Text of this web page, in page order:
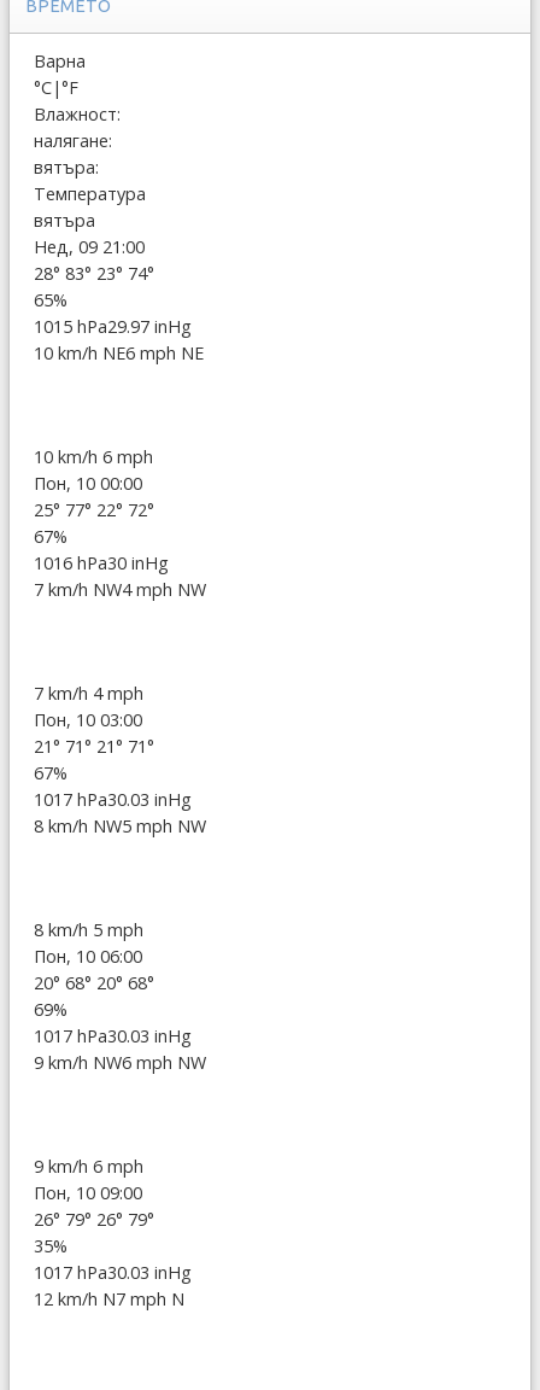
ВРЕМЕТО
Варна
°C|°F
Влажност:
налягане:
вятъра:
Температура
вятъра
Нед, 09 21:00
28° 83° 23° 74°
65%
1015 hPa29.97 inHg
10 km/h NE6 mph NE
10 km/h 6 mph
Пон, 10 00:00
25° 77° 22° 72°
67%
1016 hPa30 inHg
7 km/h NW4 mph NW
7 km/h 4 mph
Пон, 10 03:00
21° 71° 21° 71°
67%
1017 hPa30.03 inHg
8 km/h NW5 mph NW
8 km/h 5 mph
Пон, 10 06:00
20° 68° 20° 68°
69%
1017 hPa30.03 inHg
9 km/h NW6 mph NW
9 km/h 6 mph
Пон, 10 09:00
26° 79° 26° 79°
35%
1017 hPa30.03 inHg
12 km/h N7 mph N